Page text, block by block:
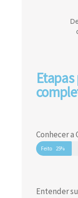
Conhecer a
Feito 25%
Entender